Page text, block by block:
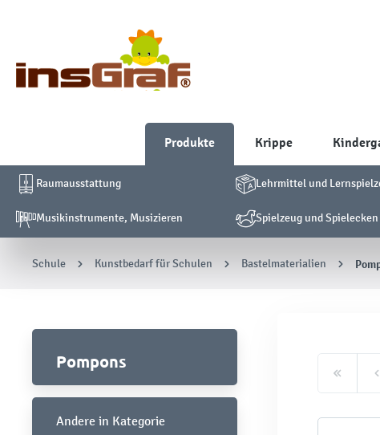
Produkte Krippe
Raumausstattung Lehrmittel und
Musikinstrumente, Musizieren Spielzeug und Spielecken
Schule Kunstbedarf für Schulen Bastelmaterialien
Pompons
Andere in Kategorie